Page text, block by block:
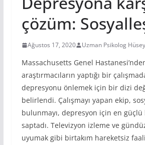
çözüm:
Ağustos 17, 2020 Uzman Psikolog
Massachusetts Genel
araştırmacıların yaptığı bir
depresyonu önlemek için bir dizi
belirlendi. Çalışmayı yapan ekip,
bulunmayı, depresyon için en
saptadı. Televizyon izleme ve
uyumak gibi birtakım hareketsiz